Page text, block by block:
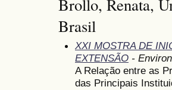
Brollo, Renata,
Brasil
XXI MOSTRA DE
EXTENSÃO -
A Relação entre as
das Principais